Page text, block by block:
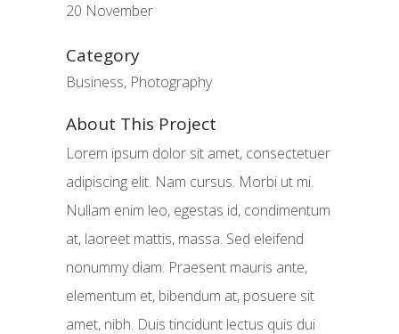
20 November
Category
Business, Photography
About This Project
Lorem ipsum dolor sit amet, consectetuer
adipiscing elit. Nam cursus. Morbi ut mi.
Nullam enim leo, egestas id, condimentum
at, laoreet mattis, massa. Sed eleifend
nonummy diam. Praesent mauris ante,
elementum et, bibendum at, posuere sit
amet, nibh. Duis tincidunt lectus quis dui